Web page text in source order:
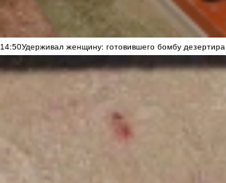
14:50Удерживал женщину: готовившего бомбу